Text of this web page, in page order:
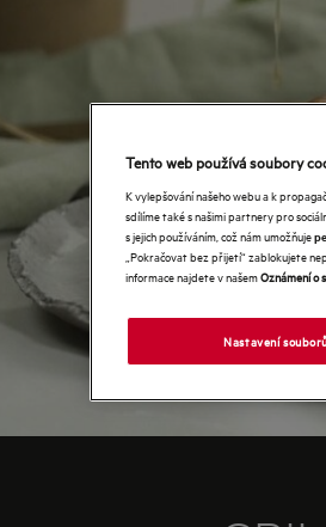
Tento web používá soubory
K vylepšování našeho webu a k
sdílíme také s našimi partnery pro
s jejich používáním, což nám umožňuje
„Pokračovat bez přijetí“ zablokujete
informace najdete v našemOznámení o
Nastavení